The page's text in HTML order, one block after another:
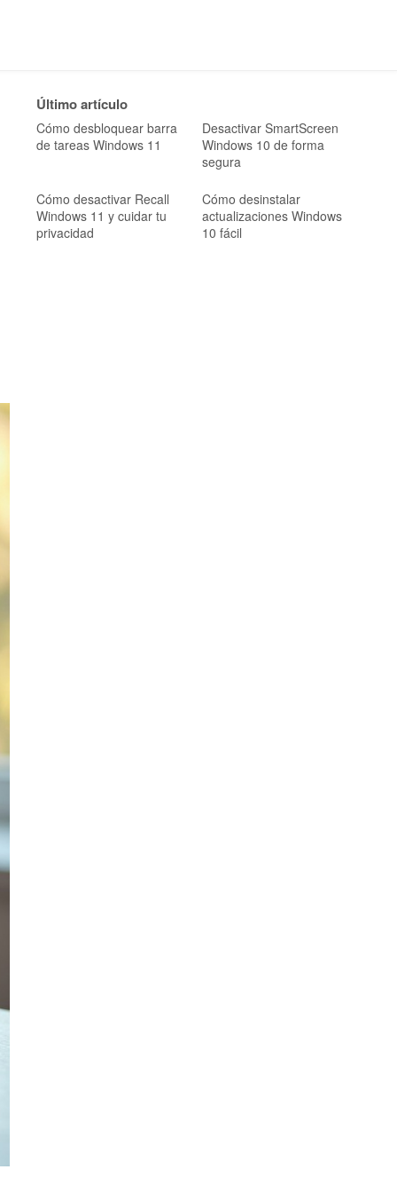
Último artículo
Cómo desbloquear barra
de tareas Windows 11
Desactivar SmartScreen
Windows 10 de forma
segura
Cómo desactivar Recall
Windows 11 y cuidar tu
privacidad
Cómo desinstalar
actualizaciones Windows
10 fácil